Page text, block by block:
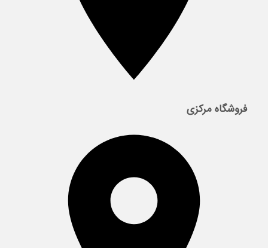
فروشگاه مرکزی